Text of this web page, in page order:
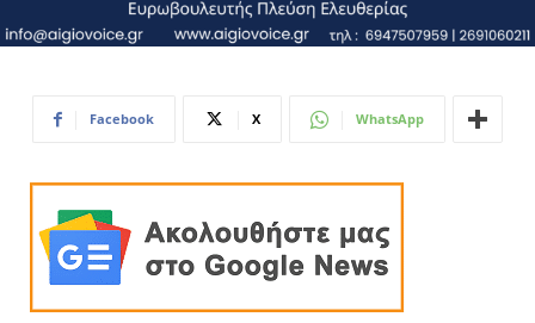
Facebook X WhatsApp